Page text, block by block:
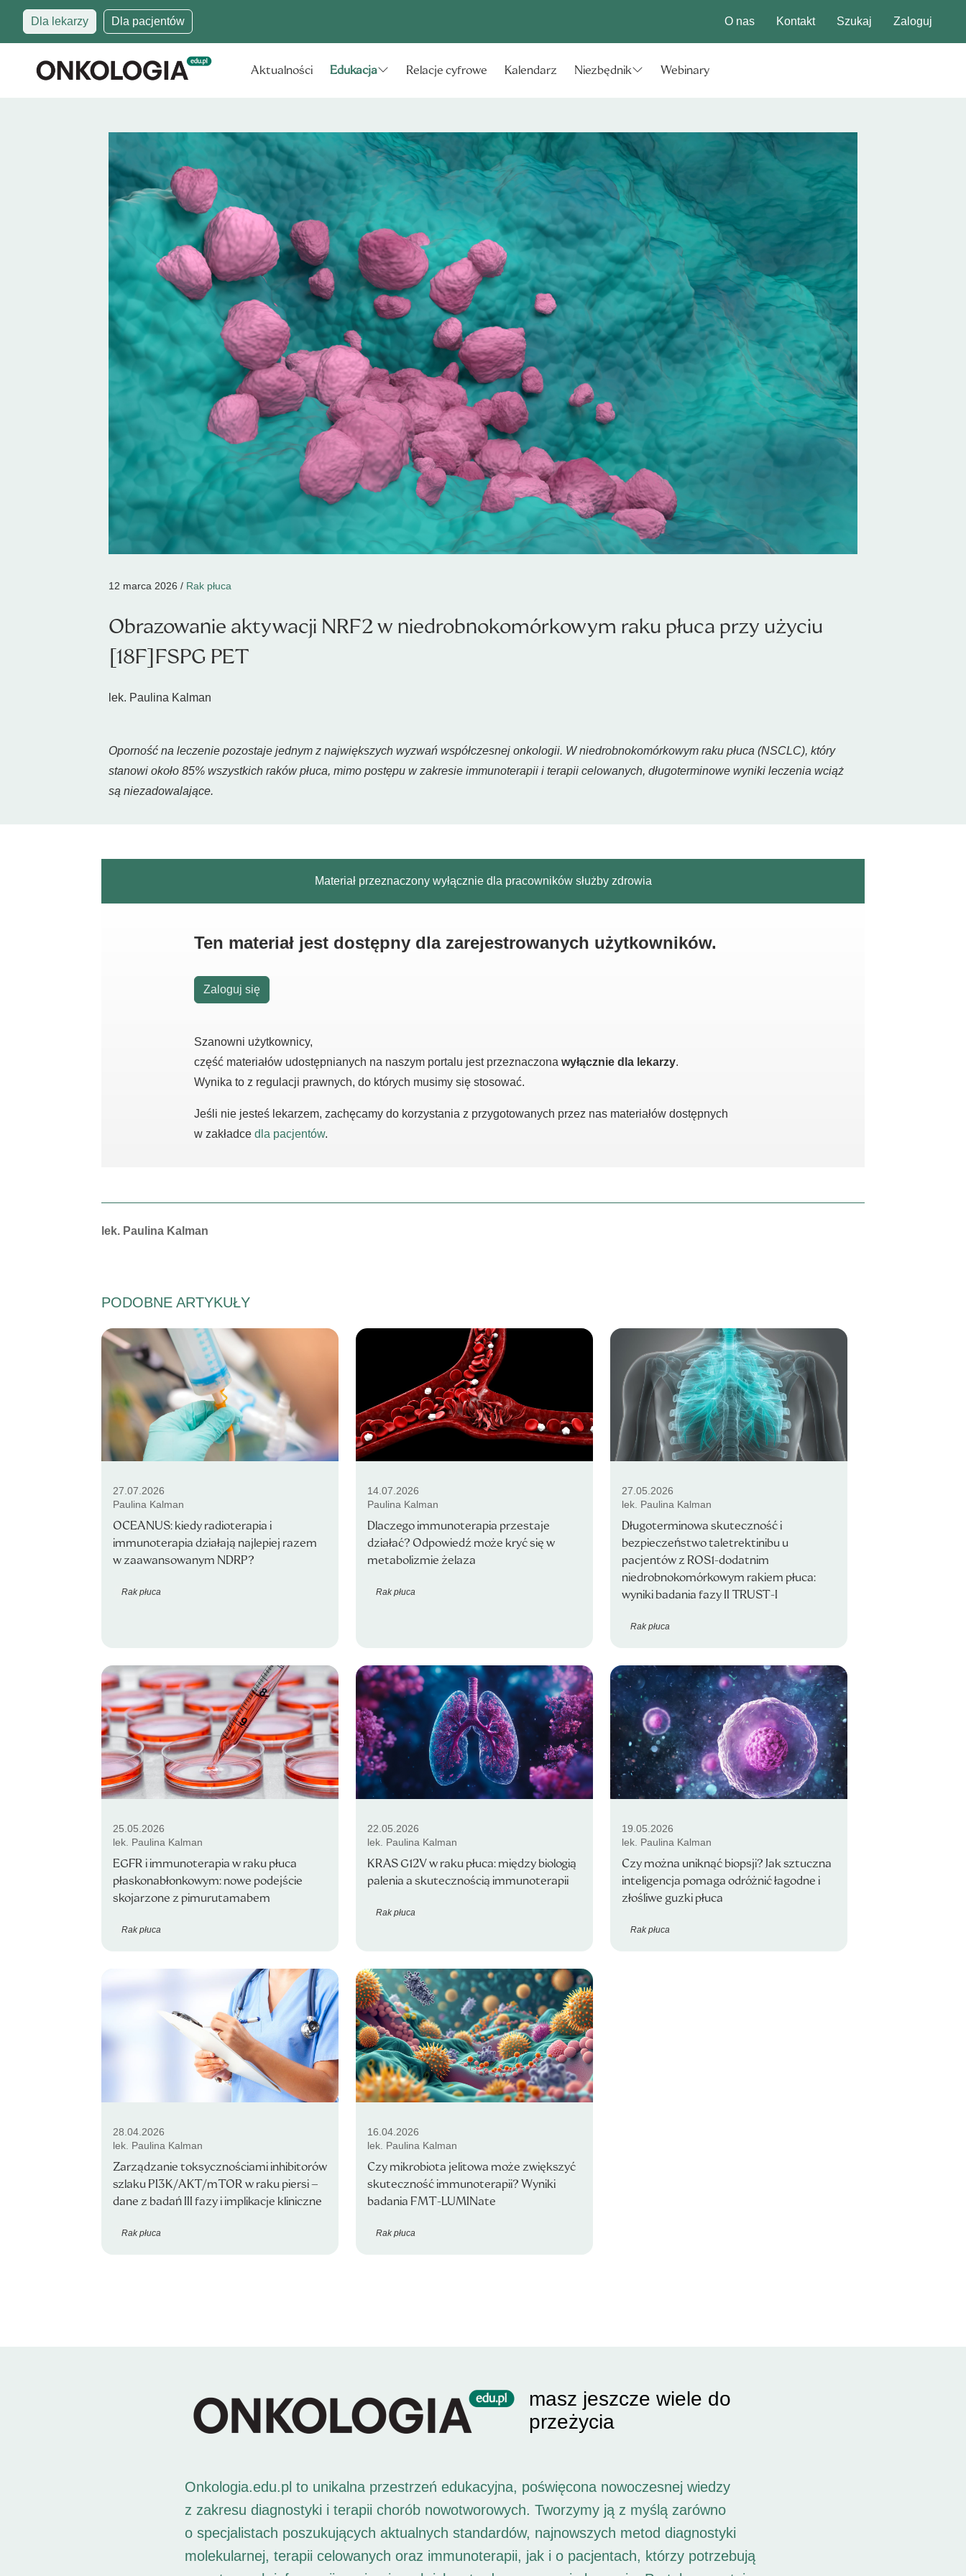
Dla lekarzy Dla pacjentów O nas Kontakt Szukaj Zaloguj
Aktualności Edukacja Relacje cyfrowe Kalendarz Niezbędnik Webinary
12 marca 2026 / Rak płuca
Obrazowanie aktywacji NRF2 w niedrobnokomórkowym raku płuca przy użyciu
[18F]FSPG PET
lek. Paulina Kalman
Oporność na leczenie pozostaje jednym z największych wyzwań współczesnej onkologii. W niedrobnokomórkowym raku płuca (NSCLC), który
stanowi około 85% wszystkich raków płuca, mimo postępu w zakresie immunoterapii i terapii celowanych, długoterminowe wyniki leczenia wciąż
są niezadowalające.
Materiał przeznaczony wyłącznie dla pracowników służby zdrowia
Ten materiał jest dostępny dla zarejestrowanych użytkowników.
Zaloguj się
Szanowni użytkownicy,
część materiałów udostępnianych na naszym portalu jest przeznaczona wyłącznie dla lekarzy.
Wynika to z regulacji prawnych, do których musimy się stosować.
Jeśli nie jesteś lekarzem, zachęcamy do korzystania z przygotowanych przez nas materiałów dostępnych
w zakładce dla pacjentów.
Autorzy:
lek. Paulina Kalman
PODOBNE ARTYKUŁY
27.07.2026
Paulina Kalman
OCEANUS: kiedy radioterapia i
immunoterapia działają najlepiej razem
w zaawansowanym NDRP?
Rak płuca
14.07.2026
Paulina Kalman
Dlaczego immunoterapia przestaje
działać? Odpowiedź może kryć się w
metabolizmie żelaza
Rak płuca
27.05.2026
lek. Paulina Kalman
Długoterminowa skuteczność i
bezpieczeństwo taletrektinibu u
pacjentów z ROS1-dodatnim
niedrobnokomórkowym rakiem płuca:
wyniki badania fazy II TRUST-I
Rak płuca
25.05.2026
lek. Paulina Kalman
EGFR i immunoterapia w raku płuca
płaskonabłonkowym: nowe podejście
skojarzone z pimurutamabem
Rak płuca
22.05.2026
lek. Paulina Kalman
KRAS G12V w raku płuca: między biologią
palenia a skutecznością immunoterapii
Rak płuca
19.05.2026
lek. Paulina Kalman
Czy można uniknąć biopsji? Jak sztuczna
inteligencja pomaga odróżnić łagodne i
złośliwe guzki płuca
Rak płuca
28.04.2026
lek. Paulina Kalman
Zarządzanie toksycznościami inhibitorów
szlaku PI3K/AKT/mTOR w raku piersi –
dane z badań III fazy i implikacje kliniczne
Rak płuca
16.04.2026
lek. Paulina Kalman
Czy mikrobiota jelitowa może zwiększyć
skuteczność immunoterapii? Wyniki
badania FMT-LUMINate
Rak płuca
masz jeszcze wiele do
przeżycia
Onkologia.edu.pl to unikalna przestrzeń edukacyjna, poświęcona nowoczesnej wiedzy
z zakresu diagnostyki i terapii chorób nowotworowych. Tworzymy ją z myślą zarówno
o specjalistach poszukujących aktualnych standardów, najnowszych metod diagnostyki
molekularnej, terapii celowanych oraz immunoterapii, jak i o pacjentach, którzy potrzebują